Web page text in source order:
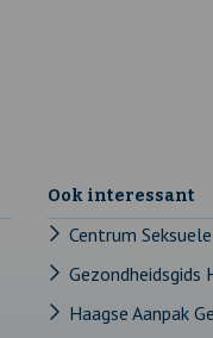
Ook interessant
Centrum
Gezondheidsgids
Haagse Aanpak